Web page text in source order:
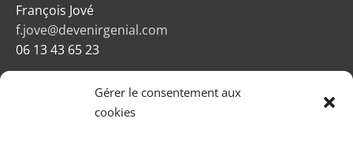
Gérer le consentement aux
cookies
François Jové
f.jove@devenirgenial.com
06 13 43 65 23